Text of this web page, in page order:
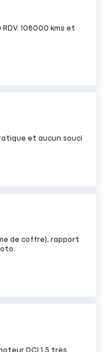
108000 kms et
et aucun souci
de coffre), rapport
DCI 1.5 très